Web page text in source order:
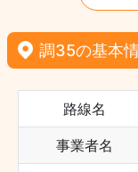
調35の基本
路線名
事業者名